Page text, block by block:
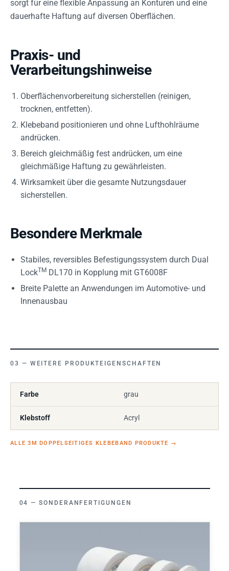
sorgt für eine flexible Anpassung an Konturen und eine
dauerhafte Haftung auf diversen Oberflächen.
Praxis- und
Verarbeitungshinweise
Oberflächenvorbereitung sicherstellen (reinigen,
trocknen, entfetten).
Klebeband positionieren und ohne Lufthohlräume
andrücken.
Bereich gleichmäßig fest andrücken, um eine
gleichmäßige Haftung zu gewährleisten.
Wirksamkeit über die gesamte Nutzungsdauer
sicherstellen.
Besondere Merkmale
Stabiles, reversibles Befestigungssystem durch Dual
LockTM DL170 in Kopplung mit GT6008F
Breite Palette an Anwendungen im Automotive- und
Innenausbau
WEITERE PRODUKTEIGENSCHAFTEN
Farbe grau
Klebstoff Acryl
ALLE 3M DOPPELSEITIGES KLEBEBAND PRODUKTE →
SONDERANFERTIGUNGEN